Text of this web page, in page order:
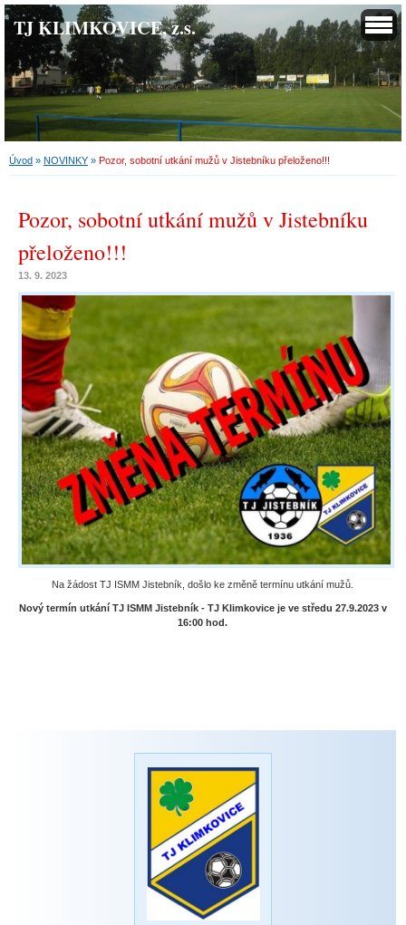
TJ KLIMKOVICE, z.s.
Úvod » NOVINKY » Pozor, sobotní utkání mužů v Jistebníku přeloženo!!!
Pozor, sobotní utkání mužů v Jistebníku
přeloženo!!!
13. 9. 2023
Na žádost TJ ISMM Jistebník, došlo ke změně termínu utkání mužů.
Nový termín utkání TJ ISMM Jistebník - TJ Klimkovice je ve středu 27.9.2023 v
16:00 hod.